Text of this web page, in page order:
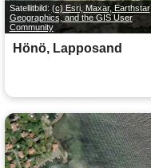
Satellitbild: (c) Esri, Maxar, Earthstar
Geographics, and the GIS User
Community
Hönö, Lapposand